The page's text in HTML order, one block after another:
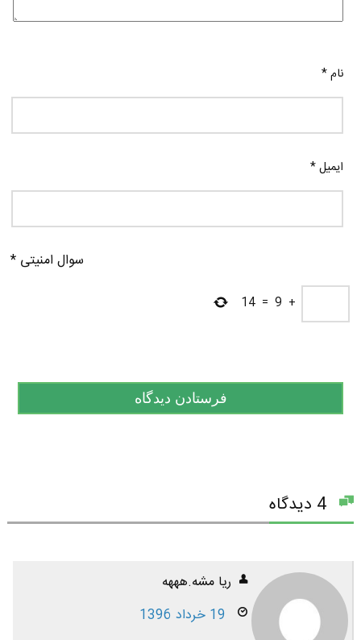
نام*
ایمیل*
سوال امنیتی *
+
9
=
14
ریا مشه.هههه
19 خرداد 1396